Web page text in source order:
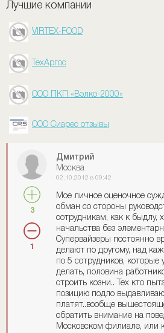
Лучшие компании
VIRTEX-FOOD
ТехАргос
ООО ПКП «Вэлко-2000»
ООО Сиарес отзывы
3
1
Дмитрий
Москва
02.10.2012 в 09:42
Мое личное оценочное
обман со стороны
сотрудникам, как к быдлу,
начальства без
Супервайзеры постоянно
делают по другому, над
по 5 сотрудников, которые
делать, половина
строить козни.. Тех кто
позицию подло
платят..вообще
обратить внимание на
Московском филиале, или